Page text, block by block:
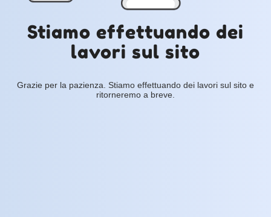
Stiamo effettuando dei
lavori sul sito
Grazie per la pazienza. Stiamo effettuando dei lavori sul sito e
ritorneremo a breve.